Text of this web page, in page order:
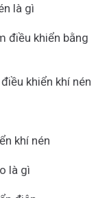
là gì
điều khiển bằng
khiển khí nén
khí nén
là gì